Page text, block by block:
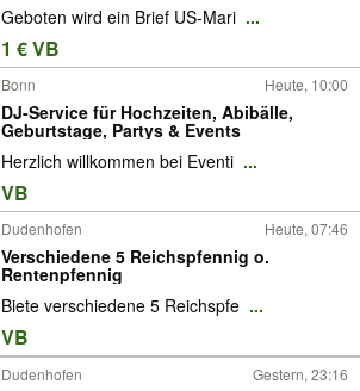
Geboten wird ein Brief US-Mari ...
1 € VB
Bonn Heute, 10:00
DJ-Service für Hochzeiten, Abibälle,
Geburtstage, Partys & Events
Herzlich willkommen bei Eventi ...
VB
Dudenhofen Heute, 07:46
Verschiedene 5 Reichspfennig o.
Rentenpfennig
Biete verschiedene 5 Reichspfe ...
VB
Dudenhofen Gestern, 23:16